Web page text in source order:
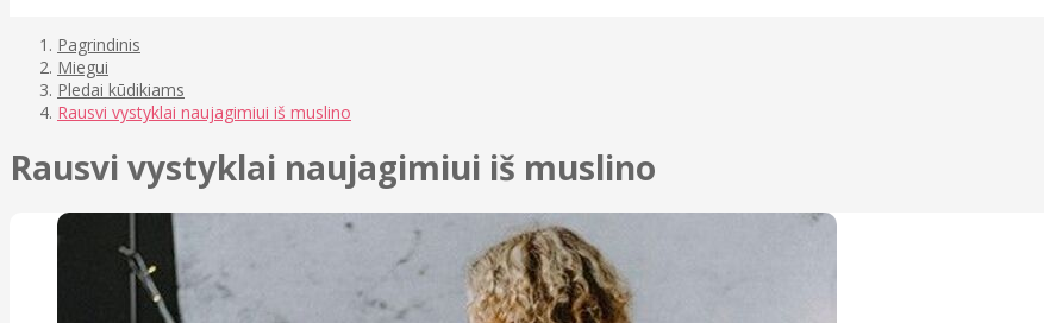
Pagrindinis
Miegui
Pledai kūdikiams
Rausvi vystyklai naujagimiui iš muslino
Rausvi vystyklai naujagimiui iš muslino